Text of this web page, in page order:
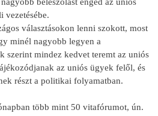
vezetésébe.
választásokon lenni szokott, most
minél nagyobb legyen a
szerint mindez kedvet teremt az uniós
az uniós ügyek felől, és
részt a politikai folyamatban.
több mint 50 vitafórumot, ún.